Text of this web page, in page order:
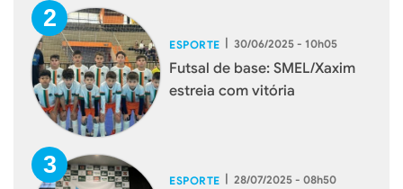
ESPORTE | 30/06/2025 - 10h05
Futsal de base: SMEL/Xaxim
estreia com vitória
ESPORTE | 28/07/2025 - 08h50